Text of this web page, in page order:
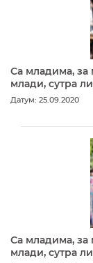
Са младима, за
млади, сутра
Датум: 25.09.2020
Са младима, за
млади, сутра